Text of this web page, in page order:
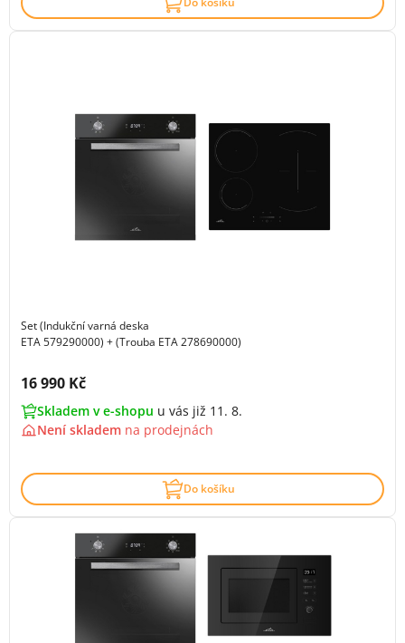
Set (Indukční varná deska
ETA 579290000) + (Trouba ETA 278690000)
Cena s DPH:
16 990 Kč
Skladem v e-shopu u vás již 11. 8.
Není skladem na prodejnách
Do košíku